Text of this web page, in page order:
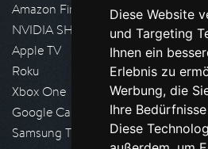
Diese Website
und Targeting
Ihnen ein
Erlebnis zu
Werbung, die
Ihre
Diese
Amazon FireTV
NVIDIA SHIELD, Google TV
Apple TV
Roku
Xbox One
Google Cast
Samsung TV